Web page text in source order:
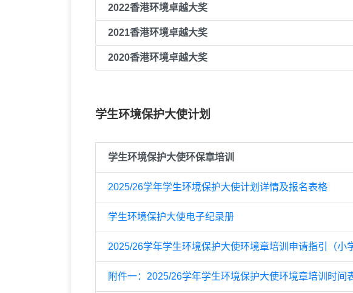
2022香港环境卓越大奖
2021香港环境卓越大奖
2020香港环境卓越大奖
学生环境保护大使计划
学生环境保护大使环保章培训
2025/26学年学生环境保护大使计划详情及报名表格
学生环境保护大使电子纪录册
2025/26学年学生环境保护大使环境章培训申请指引（小
附件一：2025/26学年学生环境保护大使环境章培训时间